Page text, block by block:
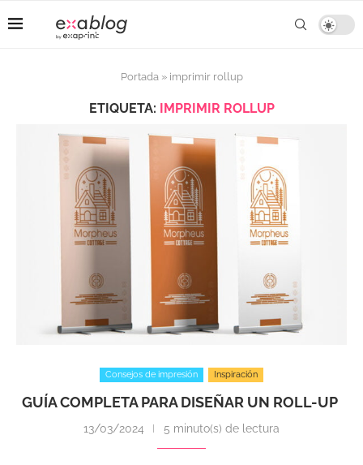
Portada» imprimir rollup
ETIQUETA: IMPRIMIR ROLLUP
Consejos de impresión Inspiración
GUÍA COMPLETA PARA DISEÑAR UN ROLL-UP
13/03/2024 5 minuto(s) de lectura